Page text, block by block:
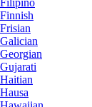
Filipino
Finnish
Frisian
Galician
Georgian
Gujarati
Haitian
Hausa